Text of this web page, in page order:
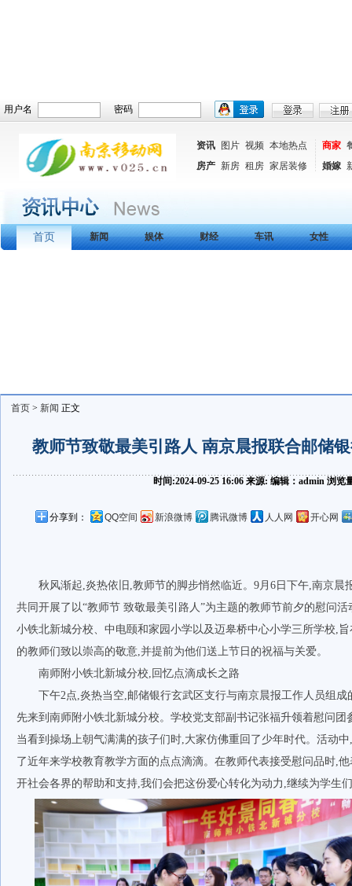
用户名 密码
资讯 图片 视频 本地热点
房产 新房 租房 家居装修
商家
婚嫁
首页 新闻 娱体 财经 车讯 女性
首页 > 新闻 正文
教师节致敬最美引路人 南京晨报联合邮储
时间:2024-09-25 16:06 来源: 编辑：admin 浏览
分享到： QQ空间 新浪微博 腾讯微博 人人网 开心网
秋风渐起,炎热依旧,教师节的脚步悄然临近。9月6日下午,南京晨
共同开展了以“教师节 致敬最美引路人”为主题的教师节前夕的慰问
小铁北新城分校、中电颐和家园小学以及迈皋桥中心小学三所学校,
的教师们致以崇高的敬意,并提前为他们送上节日的祝福与关爱。
南师附小铁北新城分校,回忆点滴成长之路
下午2点,炎热当空,邮储银行玄武区支行与南京晨报工作人员组
先来到南师附小铁北新城分校。学校党支部副书记张福升领着慰问团
当看到操场上朝气满满的孩子们时,大家仿佛重回了少年时代。活动
了近年来学校教育教学方面的点点滴滴。在教师代表接受慰问品时,
开社会各界的帮助和支持,我们会把这份爱心转化为动力,继续为学生